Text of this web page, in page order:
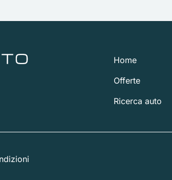
Home
Offerte
Ricerca auto